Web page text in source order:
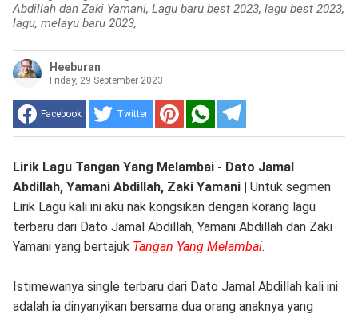
Abdillah dan Zaki Yamani, Lagu baru best 2023, lagu best 2023,
lagu, melayu baru 2023,
Heeburan
Friday, 29 September 2023
Facebook Twitter
Lirik Lagu Tangan Yang Melambai - Dato Jamal
Abdillah, Yamani Abdillah, Zaki Yamani | Untuk segmen
Lirik Lagu kali ini aku nak kongsikan dengan korang lagu
terbaru dari Dato Jamal Abdillah, Yamani Abdillah dan Zaki
Yamani yang bertajuk Tangan Yang Melambai.
Istimewanya single terbaru dari Dato Jamal Abdillah kali ini
adalah ia dinyanyikan bersama dua orang anaknya yang